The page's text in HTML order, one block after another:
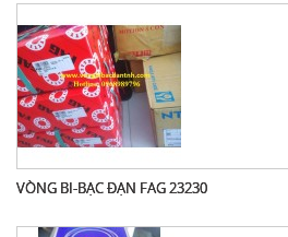
VÒNG BI-BẠC ĐẠN FAG 23230